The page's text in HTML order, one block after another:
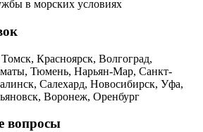
в морских условиях
Красноярск, Волгоград,
Тюмень, Нарьян-Мар, Санкт-
Салехард, Новосибирск, Уфа,
Воронеж, Оренбург
вопросы